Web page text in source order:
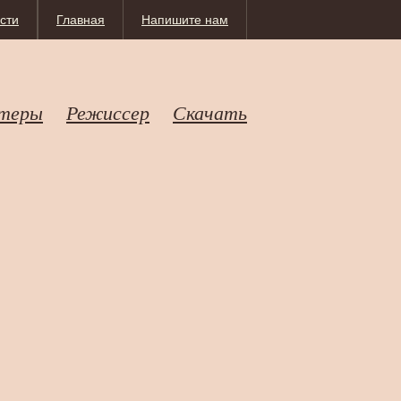
Напишите нам
Главная
Режиссер Скачать